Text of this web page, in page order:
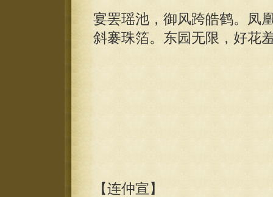
宴罢瑶池，御风跨皓鹤。凤
斜褰珠箔。东园无限，好花
【连仲宣】